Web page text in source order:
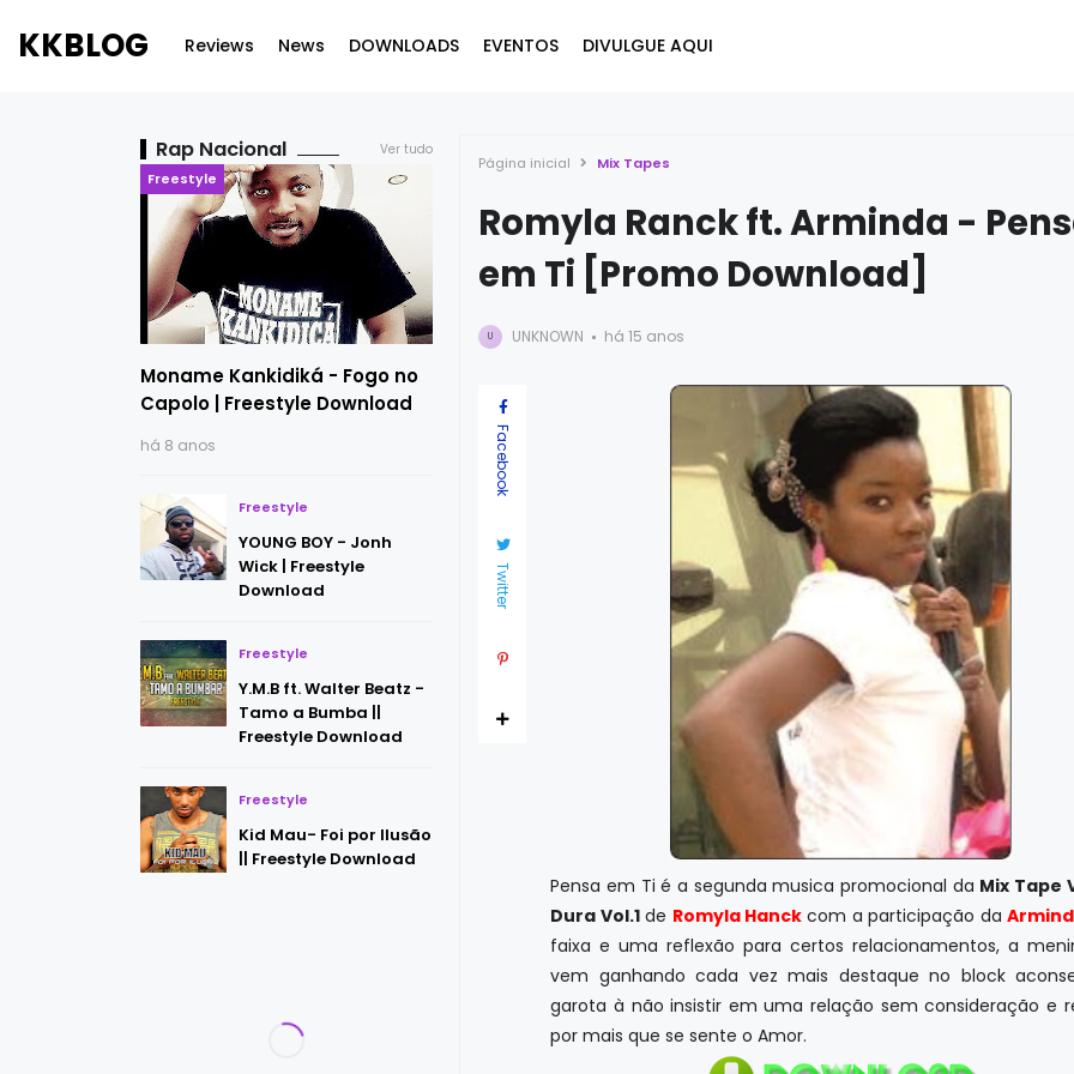
KKBLOG Reviews News DOWNLOADS EVENTOS DIVULGUE AQUI
Rap Nacional Ver tudo
Freestyle
Moname Kankidiká - Fogo no
Capolo | Freestyle Download
há 8 anos
Freestyle
YOUNG BOY - Jonh
Wick | Freestyle
Download
Freestyle
Y.M.B ft. Walter Beatz -
Tamo a Bumba ||
Freestyle Download
Freestyle
Kid Mau- Foi por Ilusão
|| Freestyle Download
Página inicial Mix Tapes
Romyla Ranck ft. Arminda -
em Ti [Promo Download]
U UNKNOWN há 15 anos
Pensa em Ti é a segunda musica promocional da Mix Tape
Dura Vol.1de Romyla Hanck com a participação da
faixa e uma reflexão para certos relacionamentos, a
vem ganhando cada vez mais destaque no block
garota à não insistir em uma relação sem consideração e
por mais que se sente o Amor.
Facebook
Twitter